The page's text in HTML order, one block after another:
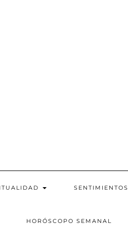
SENTIMIENTOS
HORÓSCOPO SEMANAL